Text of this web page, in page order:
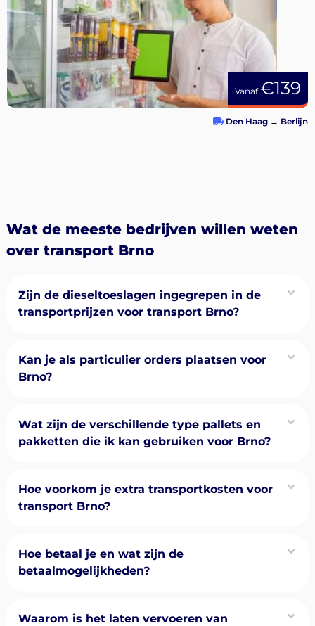
Vanaf€139
Den Haag → Berlijn
Wat de meeste bedrijven willen weten
over transport Brno
Zijn de dieseltoeslagen ingegrepen in de
transportprijzen voor transport Brno?
Kan je als particulier orders plaatsen voor
Brno?
Wat zijn de verschillende type pallets en
pakketten die ik kan gebruiken voor Brno?
Hoe voorkom je extra transportkosten voor
transport Brno?
Hoe betaal je en wat zijn de
betaalmogelijkheden?
Waarom is het laten vervoeren van